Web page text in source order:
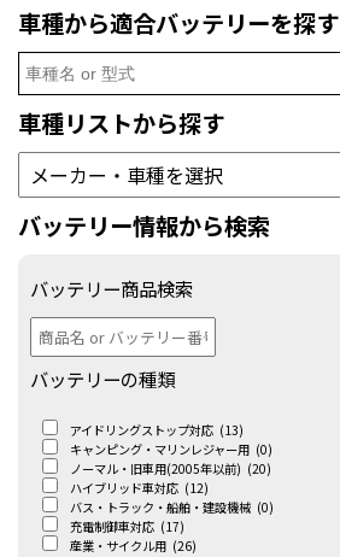
車種から適合バッテリーを探す
Search
for:
車種リストから探す
バッテリー情報から検索
バッテリー商品検索
バッテリーの種類
アイドリングストップ対応 (13)
キャンピング・マリンレジャー用 (0)
ノーマル・旧車用(2005年以前) (20)
ハイブリッド車対応 (12)
バス・トラック・船舶・建設機械 (0)
充電制御車対応 (17)
産業・サイクル用 (26)